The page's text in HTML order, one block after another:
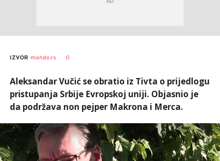
IZVOR mondo.rs 0
Aleksandar Vučić se obratio iz Tivta o prijedlogu
pristupanja Srbije Evropskoj uniji. Objasnio je
da podržava non pejper Makrona i Merca.